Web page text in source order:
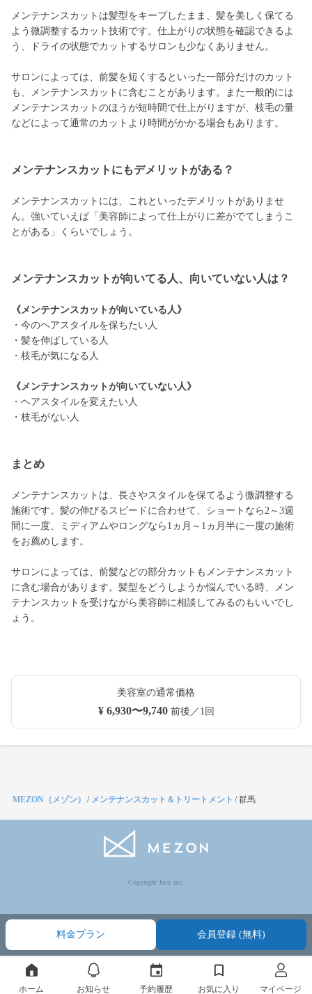
メンテナンスカットは髪型をキープしたまま、髪を美しく保てる
よう微調整するカット技術です。仕上がりの状態を確認できるよ
う、ドライの状態でカットするサロンも少なくありません。
サロンによっては、前髪を短くするといった一部分だけのカット
も、メンテナンスカットに含むことがあります。また一般的には
メンテナンスカットのほうが短時間で仕上がりますが、枝毛の量
などによって通常のカットより時間がかかる場合もあります。
メンテナンスカットにもデメリットがある？
メンテナンスカットには、これといったデメリットがありませ
ん。強いていえば「美容師によって仕上がりに差がでてしまうこ
とがある」くらいでしょう。
メンテナンスカットが向いてる人、向いていない人は？
《メンテナンスカットが向いている人》
・今のヘアスタイルを保ちたい人
・髪を伸ばしている人
・枝毛が気になる人
《メンテナンスカットが向いていない人》
・ヘアスタイルを変えたい人
・枝毛がない人
まとめ
メンテナンスカットは、長さやスタイルを保てるよう微調整する
施術です。髪の伸びるスピードに合わせて、ショートなら2～3週
間に一度、ミディアムやロングなら1ヵ月～1ヵ月半に一度の施術
をお薦めします。
サロンによっては、前髪などの部分カットもメンテナンスカット
に含む場合があります。髪型をどうしようか悩んでいる時、メン
テナンスカットを受けながら美容師に相談してみるのもいいでし
ょう。
美容室の通常価格
¥ 6,930〜9,740前後／1回
料金プラン 会員登録 (無料)
MEZON（メゾン） / メンテナンスカット＆トリートメント /群馬
Copyright Jocy inc.
ホーム お知らせ 予約履歴 お気に入り マイページ